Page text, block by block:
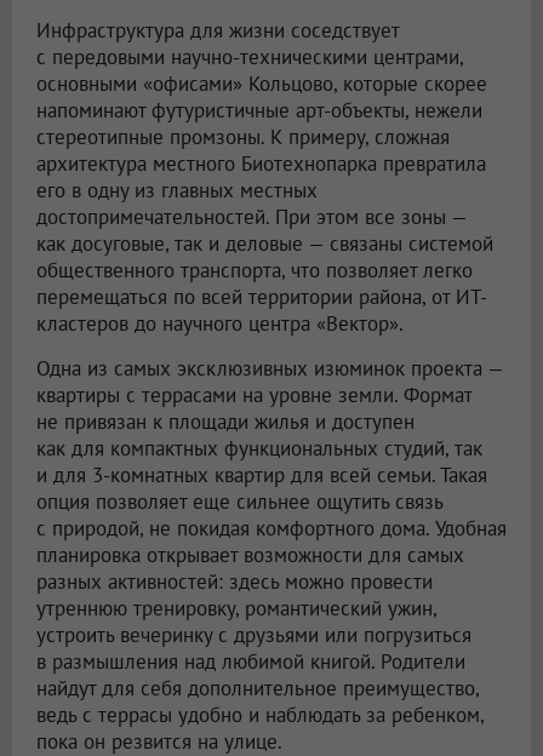
Инфраструктура для жизни соседствует
с передовыми научно-техническими центрами,
основными «офисами» Кольцово, которые скорее
напоминают футуристичные арт-объекты, нежели
стереотипные промзоны. К примеру, сложная
архитектура местного Биотехнопарка превратила
его в одну из главных местных
достопримечательностей. При этом все зоны —
как досуговые, так и деловые — связаны системой
общественного транспорта, что позволяет легко
перемещаться по всей территории района, от ИТ-
кластеров до научного центра «Вектор».
Одна из самых эксклюзивных изюминок проекта —
квартиры с террасами на уровне земли. Формат
не привязан к площади жилья и доступен
как для компактных функциональных студий, так
и для 3-комнатных квартир для всей семьи. Такая
опция позволяет еще сильнее ощутить связь
с природой, не покидая комфортного дома. Удобная
планировка открывает возможности для самых
разных активностей: здесь можно провести
утреннюю тренировку, романтический ужин,
устроить вечеринку с друзьями или погрузиться
в размышления над любимой книгой. Родители
найдут для себя дополнительное преимущество,
ведь с террасы удобно и наблюдать за ребенком,
пока он резвится на улице.